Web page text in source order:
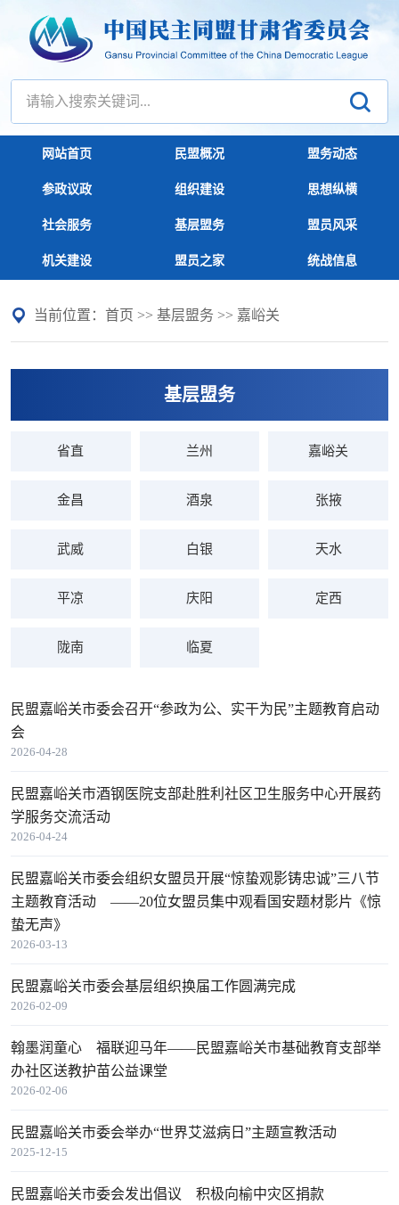
网站首页 民盟概况 盟务动态
参政议政 组织建设 思想纵横
社会服务 基层盟务 盟员风采
机关建设 盟员之家 统战信息
当前位置： 首页 >> 基层盟务 >> 嘉峪关
基层盟务
省直 兰州 嘉峪关
金昌 酒泉 张掖
武威 白银 天水
平凉 庆阳 定西
陇南 临夏
2026-04-28
民盟嘉峪关市委会召开“参政为公、实干为民”主题教育启动
会
2026-04-24
民盟嘉峪关市酒钢医院支部赴胜利社区卫生服务中心开展药
学服务交流活动
2026-03-13
民盟嘉峪关市委会组织女盟员开展“惊蛰观影铸忠诚”三八节
主题教育活动 ——20位女盟员集中观看国安题材影片《惊
蛰无声》
2026-02-09
民盟嘉峪关市委会基层组织换届工作圆满完成
2026-02-06
翰墨润童心 福联迎马年——民盟嘉峪关市基础教育支部举
办社区送教护苗公益课堂
2025-12-15
民盟嘉峪关市委会举办“世界艾滋病日”主题宣教活动
民盟嘉峪关市委会发出倡议 积极向榆中灾区捐款